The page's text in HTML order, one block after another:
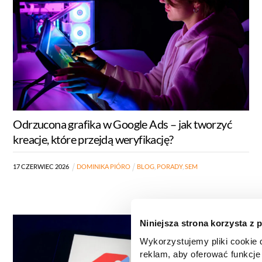
Niniejsza strona korzysta z
Wykorzystujemy pliki cookie
reklam, aby oferować
Odrzucona grafika w Google Ads – jak tworzyć
kreacje, które przejdą weryfikację?
17CZERWIEC 2026 DOMINIKA PIÓRO BLOG, PORADY, SEM